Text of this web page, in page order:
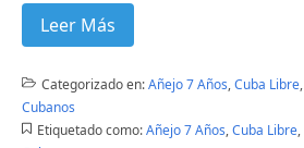
Leer Más
Categorizado en:Añejo 7 Años,Cuba Libre,
Cubanos
Etiquetado como: Añejo 7 Años,Cuba Libre,